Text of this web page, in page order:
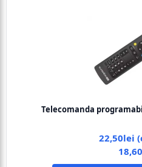
Telecomanda
22,50lei